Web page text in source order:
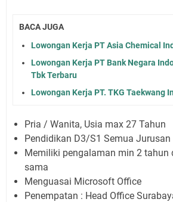
BACA JUGA
Lowongan Kerja PT Asia Chemical
Lowongan Kerja PT Bank Negara
Tbk Terbaru
Lowongan Kerja PT. TKG Taekwang
Pria / Wanita, Usia max 27 Tahun
Pendidikan D3/S1 Semua Jurusan
Memiliki pengalaman min 2 tahun
sama
Menguasai Microsoft Office
Penempatan : Head Office